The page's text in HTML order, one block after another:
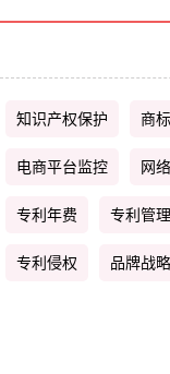
知识产权保护 商
电商平台监控 网
专利年费 专利管理
专利侵权 品牌战略